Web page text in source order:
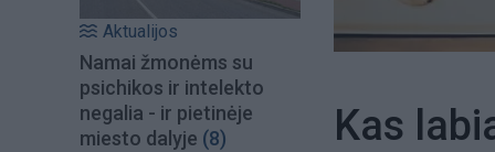
Aktualijos
Namai žmonėms su
psichikos ir intelekto
negalia - ir pietinėje
miesto dalyje (8)
Kas